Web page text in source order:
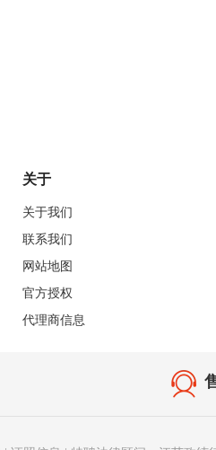
关于
关于我们
联系我们
网站地图
官方授权
代理商信息